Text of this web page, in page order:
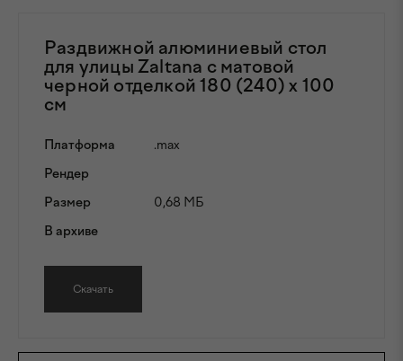
Раздвижной алюминиевый стол
для улицы Zaltana с матовой
черной отделкой 180 (240) x 100
см
Платформа
.max
Рендер
Размер
0,68 МБ
В архиве
Скачать